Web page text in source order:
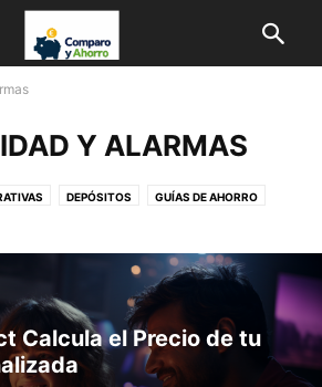
Y ALARMAS
DEPÓSITOS GUÍAS DE AHORRO
TELEFONÍA E INTERNET VEHÍCULOS
Calcula el Precio de tu